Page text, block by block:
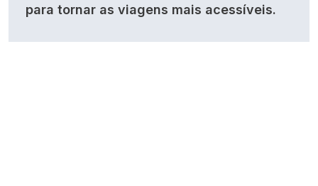
para tornar as viagens mais acessíveis.